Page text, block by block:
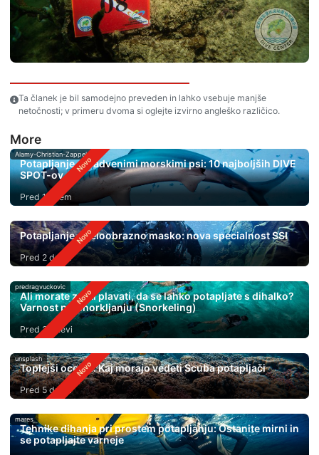
Ta članek je bil samodejno preveden in lahko vsebuje manjše
netočnosti; v primeru dvoma si oglejte izvirno angleško različico.
More
Alamy-Christian-Zappel
Potapljanje s kladvenimi morskimi psi: 10 najboljših DIVE
SPOT-ov
Pred 1 dnem
Potapljanje s celoobrazno masko: nova specialnost SSI
Pred 2 dnevi
predragvuckovic
Ali morate znati plavati, da se lahko potapljate s dihalko?
Varnost pri Snorkljanju (Snorkeling)
Pred 3 dnevi
unsplash
Toplejši oceani: Kaj morajo vedeti Scuba potapljači
Pred 5 dnevi
mares
Tehnike dihanja pri prostem potapljanju: Ostanite mirni in
se potapljajte varneje